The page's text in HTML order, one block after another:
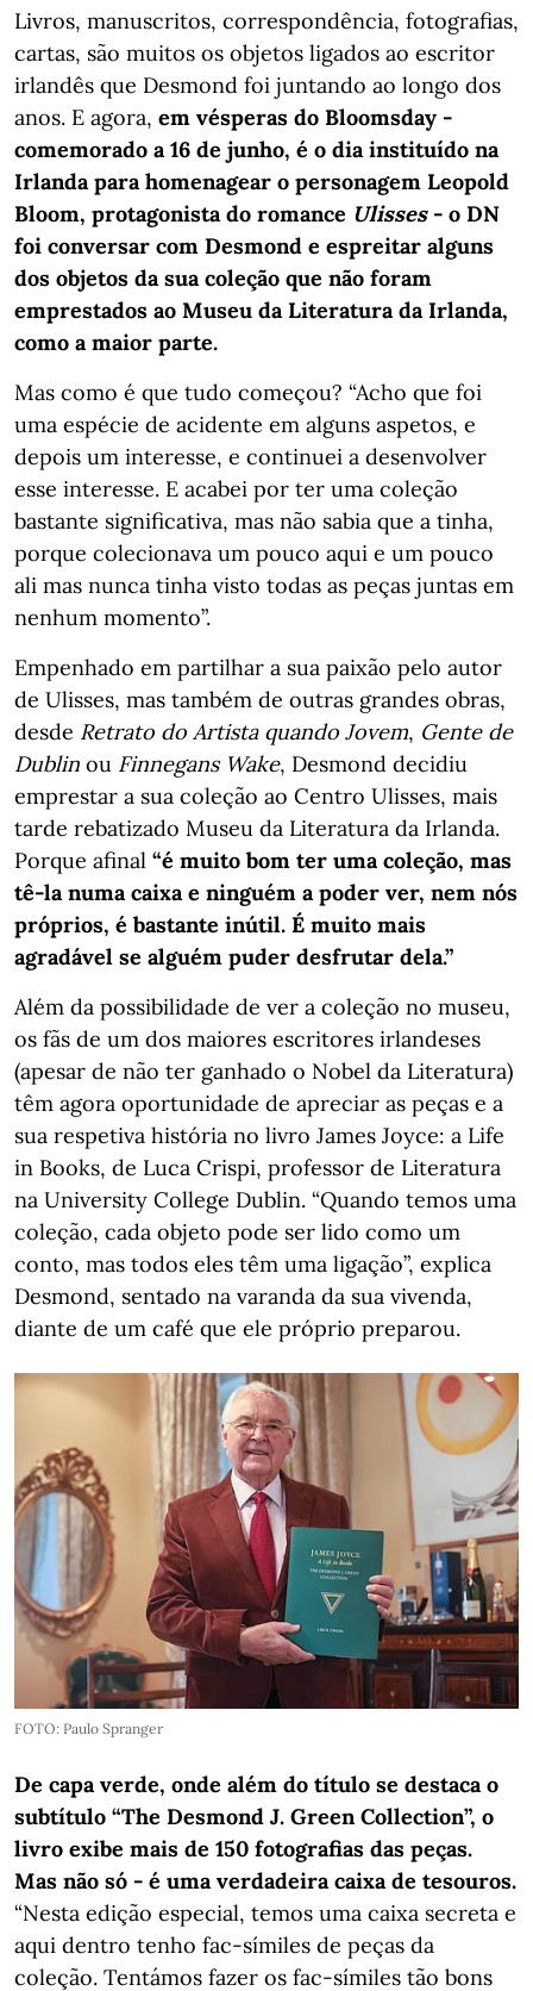
Livros, manuscritos, correspondência, fotografias,
cartas, são muitos os objetos ligados ao escritor
irlandês que Desmond foi juntando ao longo dos
anos. E agora, em vésperas do Bloomsday -
comemorado a 16 de junho, é o dia instituído na
Irlanda para homenagear o personagem Leopold
Bloom, protagonista do romance Ulisses- o DN
foi conversar com Desmond e espreitar alguns
dos objetos da sua coleção que não foram
emprestados ao Museu da Literatura da Irlanda,
como a maior parte.
Mas como é que tudo começou? “Acho que foi
uma espécie de acidente em alguns aspetos, e
depois um interesse, e continuei a desenvolver
esse interesse. E acabei por ter uma coleção
bastante significativa, mas não sabia que a tinha,
porque colecionava um pouco aqui e um pouco
ali mas nunca tinha visto todas as peças juntas em
nenhum momento”.
Empenhado em partilhar a sua paixão pelo autor
de Ulisses, mas também de outras grandes obras,
desde Retrato do Artista quando Jovem, Gente de
Dublin ou Finnegans Wake, Desmond decidiu
emprestar a sua coleção ao Centro Ulisses, mais
tarde rebatizado Museu da Literatura da Irlanda.
Porque afinal “é muito bom ter uma coleção, mas
tê-la numa caixa e ninguém a poder ver, nem nós
próprios, é bastante inútil. É muito mais
agradável se alguém puder desfrutar dela.”
Além da possibilidade de ver a coleção no museu,
os fãs de um dos maiores escritores irlandeses
(apesar de não ter ganhado o Nobel da Literatura)
têm agora oportunidade de apreciar as peças e a
sua respetiva história no livro James Joyce: a Life
in Books, de Luca Crispi, professor de Literatura
na University College Dublin. “Quando temos uma
coleção, cada objeto pode ser lido como um
conto, mas todos eles têm uma ligação”, explica
Desmond, sentado na varanda da sua vivenda,
diante de um café que ele próprio preparou.
FOTO: Paulo Spranger
De capa verde, onde além do título se destaca o
subtítulo “The Desmond J. Green Collection”, o
livro exibe mais de 150 fotografias das peças.
Mas não só - é uma verdadeira caixa de tesouros.
“Nesta edição especial, temos uma caixa secreta e
aqui dentro tenho fac-símiles de peças da
coleção. Tentámos fazer os fac-símiles tão bons